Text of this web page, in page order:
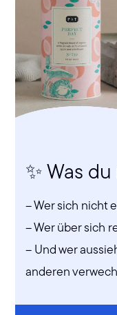
✨ Was
– Wer sich nicht
– Wer über sich
– Und wer
anderen